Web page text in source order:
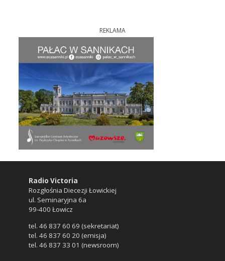
REKLAMA
Radio Victoria
Rozgłośnia Diecezji Łowickiej
ul. Seminaryjna 6a
99-400 Łowicz
tel. 46 837 60 69 (sekretariat)
tel. 46 837 60 20 (emisja)
tel. 46 837 33 01 (newsroom)